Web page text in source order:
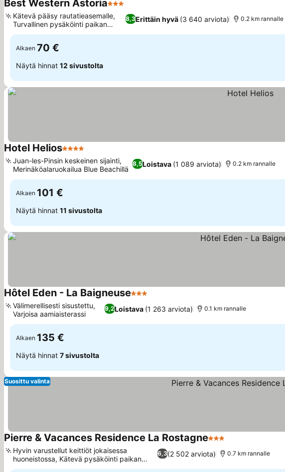
Best Western Astoria3 Tähtiluokitus
8,3Erittäin hyvä (3 640 arviota)
Kätevä pääsy rautatieasemalle,
Turvallinen pysäköinti paikan
päällä
0.2 km rannalle
Alkaen 70 €
Näytä hinnat 12 sivustolta
Hotel Helios4 Tähtiluokitus
8,5Loistava (1 089 arviota)
Juan-les-Pinsin keskeinen sijainti,
Merinäköalaruokailua Blue Beachillä
0.2 km rannalle
Alkaen 101 €
Näytä hinnat 11 sivustolta
Hôtel Eden - La Baigneuse3 Tähtiluokitus
9,2Loistava (1 263 arviota)
Välimerellisesti sisustettu,
Varjoisa aamiaisterassi
0.1 km rannalle
Alkaen 135 €
Näytä hinnat 7 sivustolta
Suosittu valinta
Pierre & Vacances Residence La Rostagne3 Tähtiluokitus
6,3(2 502 arviota)
Hyvin varustellut keittiöt jokaisessa
huoneistossa, Kätevä pysäköinti paikan
päällä
0.7 km rannalle